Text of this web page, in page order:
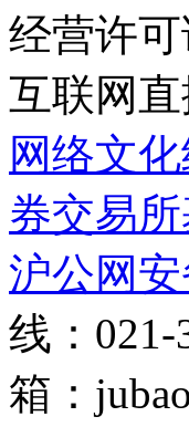
经营许
互联网
网络文
券交易
沪公网安
线：021-
箱：